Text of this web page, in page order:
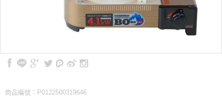
商品編號：P0122500319646